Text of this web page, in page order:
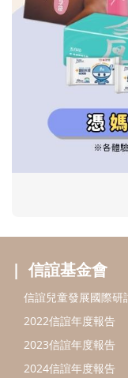
信誼基金會
2022信誼年度報告
2023信誼年度報告
2024信誼年度報告
好孕袋
分齡育兒電子報
線上教養諮詢
出版服務